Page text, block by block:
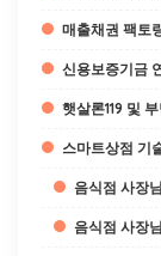
매출채권 팩토
신용보증기금
햇살론119 및
스마트상점 기
음식점 사장
음식점 사장